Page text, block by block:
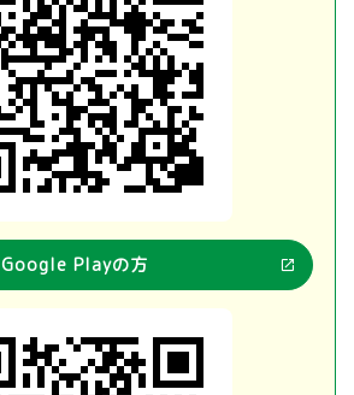
Google Playの方